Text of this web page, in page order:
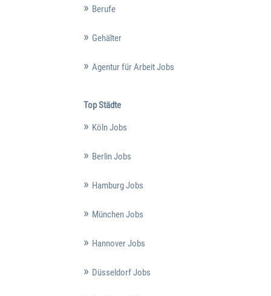
Berufe
Gehälter
Agentur für Arbeit Jobs
Top Städte
Köln Jobs
Berlin Jobs
Hamburg Jobs
München Jobs
Hannover Jobs
Düsseldorf Jobs